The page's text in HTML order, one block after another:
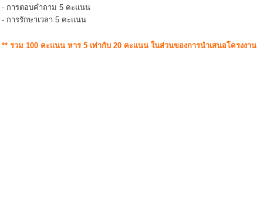
- การตอบคำถาม 5 คะแนน
- การรักษาเวลา 5 คะแนน
** รวม 100 คะแนน หาร 5 เท่ากับ 20 คะแนน ในส่วนของการนำเสนอโครงงาน